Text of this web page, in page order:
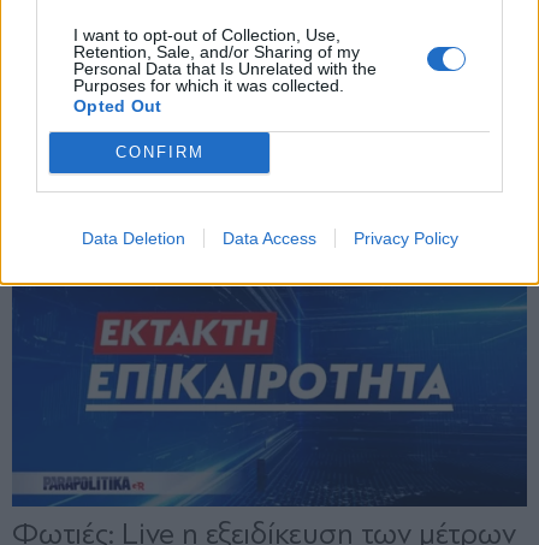
I want to opt-out of Collection, Use,
Retention, Sale, and/or Sharing of my
Personal Data that Is Unrelated with the
Purposes for which it was collected.
Opted Out
CONFIRM
Data Deletion Data Access Privacy Policy
X